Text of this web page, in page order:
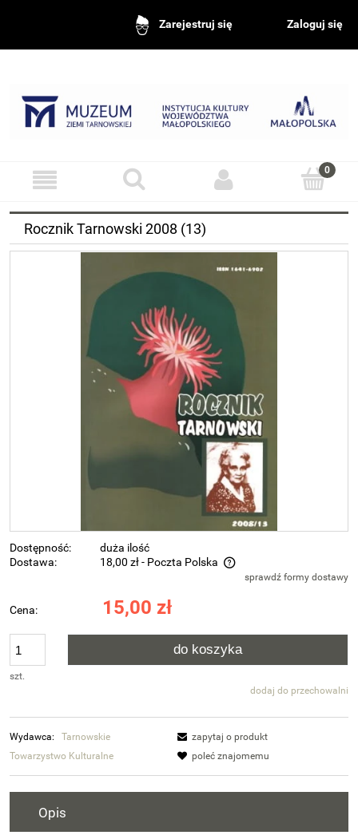
Zarejestruj się Zaloguj się
Rocznik Tarnowski 2008 (13)
Dostępność:
duża ilość
Dostawa:
18,00 zł- Poczta Polska
Cena nie zawiera ewentualnych kosztów płatnościsprawdź formy dostawy
Cena: 15,00 zł
szt.
do koszyka
dodaj do przechowalni
Wydawca:
Tarnowskie
Towarzystwo Kulturalne
zapytaj o produkt
poleć znajomemu
Opis